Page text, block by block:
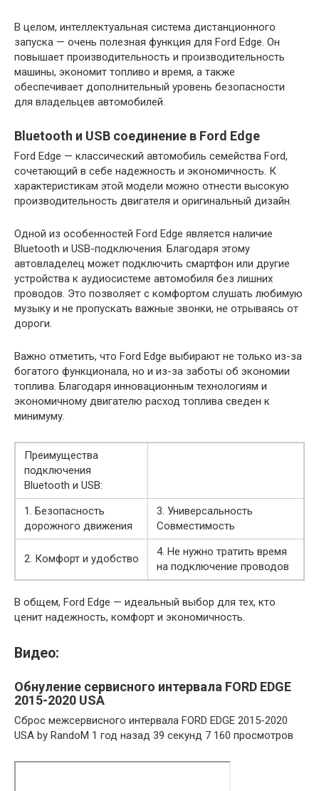
В целом, интеллектуальная система дистанционного
запуска — очень полезная функция для Ford Edge. Он
повышает производительность и производительность
машины, экономит топливо и время, а также
обеспечивает дополнительный уровень безопасности
для владельцев автомобилей.
Bluetooth и USB соединение в Ford Edge
Ford Edge — классический автомобиль семейства Ford,
сочетающий в себе надежность и экономичность. К
характеристикам этой модели можно отнести высокую
производительность двигателя и оригинальный дизайн.
Одной из особенностей Ford Edge является наличие
Bluetooth и USB-подключения. Благодаря этому
автовладелец может подключить смартфон или другие
устройства к аудиосистеме автомобиля без лишних
проводов. Это позволяет с комфортом слушать любимую
музыку и не пропускать важные звонки, не отрываясь от
дороги.
Важно отметить, что Ford Edge выбирают не только из-за
богатого функционала, но и из-за заботы об экономии
топлива. Благодаря инновационным технологиям и
экономичному двигателю расход топлива сведен к
минимуму.
Преимущества
подключения
Bluetooth и USB:
1. Безопасность
дорожного движения
3. Универсальность
Совместимость
2. Комфорт и удобство
4. Не нужно тратить время
на подключение проводов
В общем, Ford Edge — идеальный выбор для тех, кто
ценит надежность, комфорт и экономичность.
Видео:
Обнуление сервисного интервала FORD EDGE
2015-2020 USA
Сброс межсервисного интервала FORD EDGE 2015-2020
USA by RandoM 1 год назад 39 секунд 7 160 просмотров